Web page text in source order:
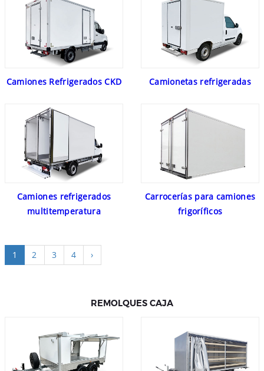
Camiones Refrigerados CKD Camionetas refrigeradas
Camiones refrigerados
multitemperatura
Carrocerías para camiones
frigoríficos
1 2 3 4 ›
REMOLQUES CAJA